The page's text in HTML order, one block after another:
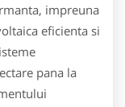
impreuna
eficienta si
pana la